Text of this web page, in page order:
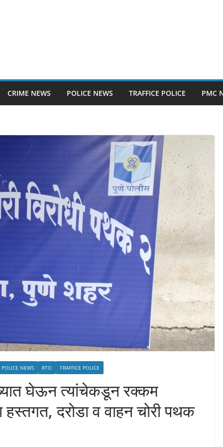
CRIME NEWS POLICE NEWS TRAFFICE POLICE PMC
POLICE NEWS RTO TRAFFICE POLICE
घेऊन त्यांचेकडून रक्कम
दरोडा व वाहन चोरी पथक